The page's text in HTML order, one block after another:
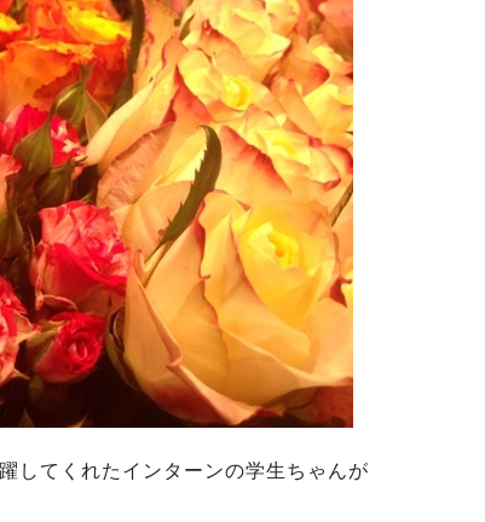
してくれたインターンの学生ちゃんが